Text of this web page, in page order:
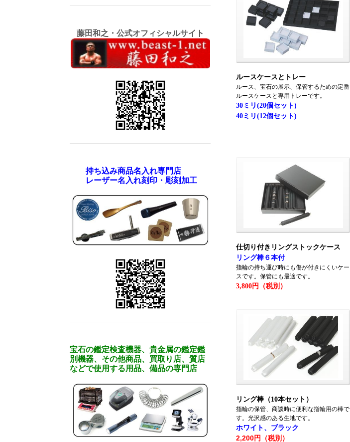
ルースケースとトレー
ルース、宝石の展示、保管するための定番
ルースケースと専用トレーです。
30ミリ(20個セット)
40ミリ(12個セット)
仕切り付きリングストックケース
リング棒６本付
指輪の持ち運び時にも傷が付きにくいケー
スです。保管にも最適です。
3,800円（税別）
リング棒（10本セット）
指輪の保管、商談時に便利な指輪用の棒で
す。光沢感のある生地です。
ホワイト、ブラック
2,200円（税別）
藤田和之・公式オフィシャルサイト
持ち込み商品名入れ専門店
レーザー名入れ刻印・彫刻加工
宝石の鑑定検査機器、貴金属の鑑定鑑
別機器、その他商品、買取り店、質店
などで使用する用品、備品の専門店